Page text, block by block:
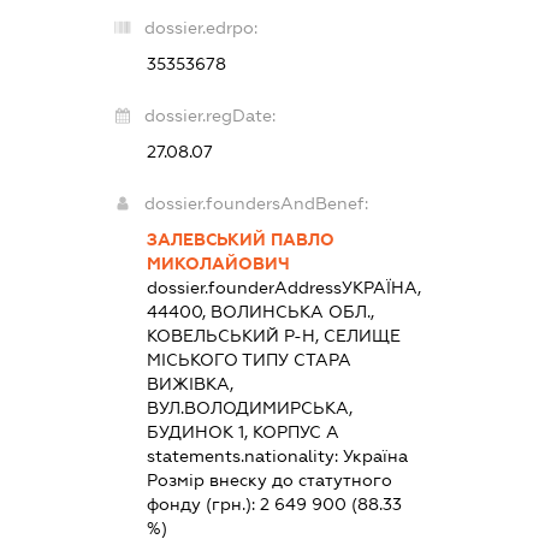
dossier.edrpo:
35353678
dossier.regDate:
27.08.07
dossier.foundersAndBenef:
ЗАЛЕВСЬКИЙ ПАВЛО
МИКОЛАЙОВИЧ
dossier.founderAddressУКРАЇНА,
44400, ВОЛИНСЬКА ОБЛ.,
КОВЕЛЬСЬКИЙ Р-Н, СЕЛИЩЕ
МІСЬКОГО ТИПУ СТАРА
ВИЖІВКА,
ВУЛ.ВОЛОДИМИРСЬКА,
БУДИНОК 1, КОРПУС А
statements.nationality: Україна
Розмір внеску до статутного
фонду (грн.): 2 649 900 (88.33
%)